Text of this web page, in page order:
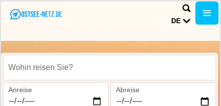
DE
Wohin reisen Sie?
Anreise Abreise